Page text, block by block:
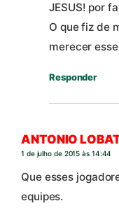
JESUS! por
O que fiz de
merecer
Responder
ANTONIO
1 de julho de 2015 às 14:44
Que esses
equipes.